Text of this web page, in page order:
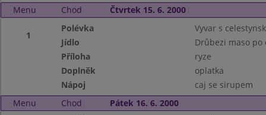
Menu
Chod Čtvrtek 15. 6. 2000
1
Polévka
Vyvar s
Jídlo
Drůbezi maso po
Příloha
ryze
Doplněk
oplatka
Nápoj
caj se sirupem
Menu
Chod Pátek 16. 6. 2000